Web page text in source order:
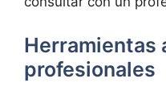
Herramientas
profesionales